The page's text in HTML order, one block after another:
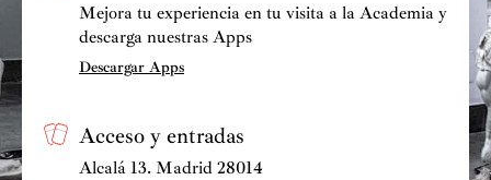
Mejora tu experiencia en tu visita a la Academia y
descarga nuestras Apps
Descargar Apps
Acceso y entradas
Alcalá 13. Madrid 28014